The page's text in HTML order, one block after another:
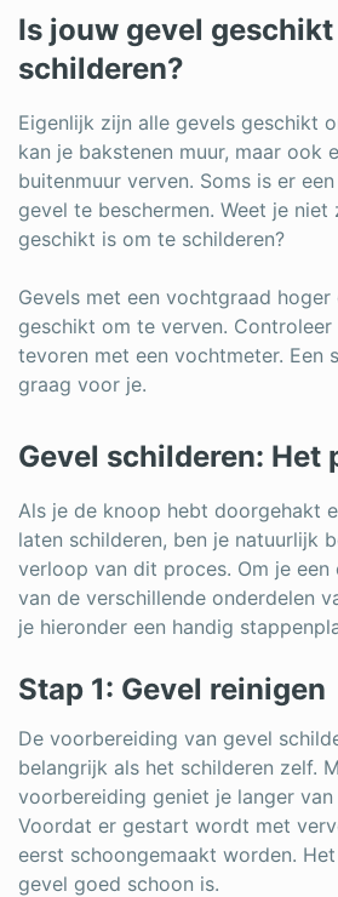
Is jouw gevel
schilderen?
Eigenlijk zijn alle gevels geschikt
kan je bakstenen muur, maar ook
buitenmuur verven. Soms is er
gevel te beschermen. Weet je
geschikt is om te schilderen?
Gevels met een vochtgraad hoger
geschikt om te verven.
tevoren met een vochtmeter. Een
graag voor je.
Gevel schilderen: Het
Als je de knoop hebt doorgehakt
laten schilderen, ben je natuurlijk
verloop van dit proces. Om je
van de verschillende onderdelen
je hieronder een handig
Stap 1: Gevel reinigen
De voorbereiding van gevel
belangrijk als het schilderen zelf.
voorbereiding geniet je langer
Voordat er gestart wordt met
eerst schoongemaakt worden.
gevel goed schoon is.